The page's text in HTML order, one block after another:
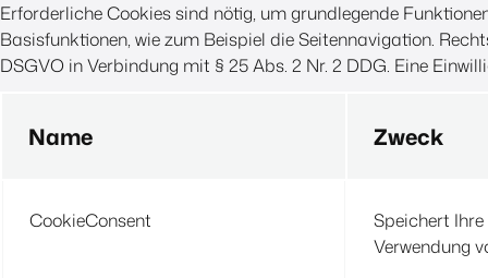
Erforderliche Cookies sind nötig, um grundlegende
Basisfunktionen, wie zum Beispiel die Seitennavigation.
DSGVO in Verbindung mit § 25 Abs. 2 Nr. 2 DDG. Eine
Name Zweck
CookieConsent
Speichert
Verwendung